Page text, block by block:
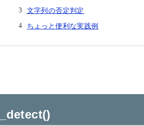
文字列の否定判定
ちょっと便利な実践例